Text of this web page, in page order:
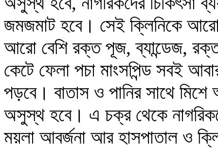
জমজমাট হবে। সেই ক্লিনিকে আরো
আরো বেশি রক্ত পূজ, ব্যান্ডেজ,
কেটে ফেলা পচা মাংসপিন্ড সবই
পড়বে। বাতাস ও পানির সাথে
অসুস্থ হবে। এ চক্র থেকে
ময়লা আবর্জনা আর হাসপাতাল ও